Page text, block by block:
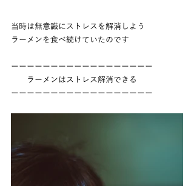
当時は無意識にストレスを解消しよう
ラーメンを食べ続けていたのです
ーーーーーーーーーーーーーーーーーー
ラーメンはストレス解消できる
ーーーーーーーーーーーーーーーーーー